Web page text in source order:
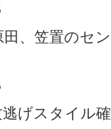
、笠置のセ
げスタイル